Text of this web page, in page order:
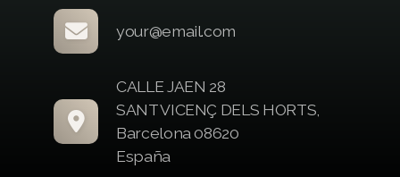
your@email.com
CALLE JAEN 28
SANT VICENÇ DELS HORTS,
Barcelona 08620
España